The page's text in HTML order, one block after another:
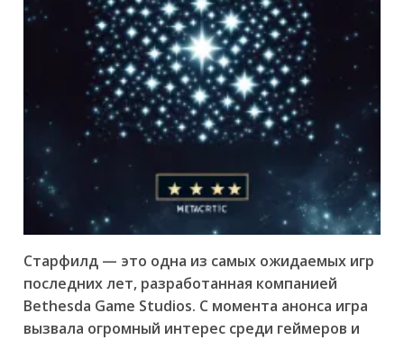
Старфилд — это одна из самых ожидаемых игр
последних лет, разработанная компанией
Bethesda Game Studios. С момента анонса игра
вызвала огромный интерес среди геймеров и